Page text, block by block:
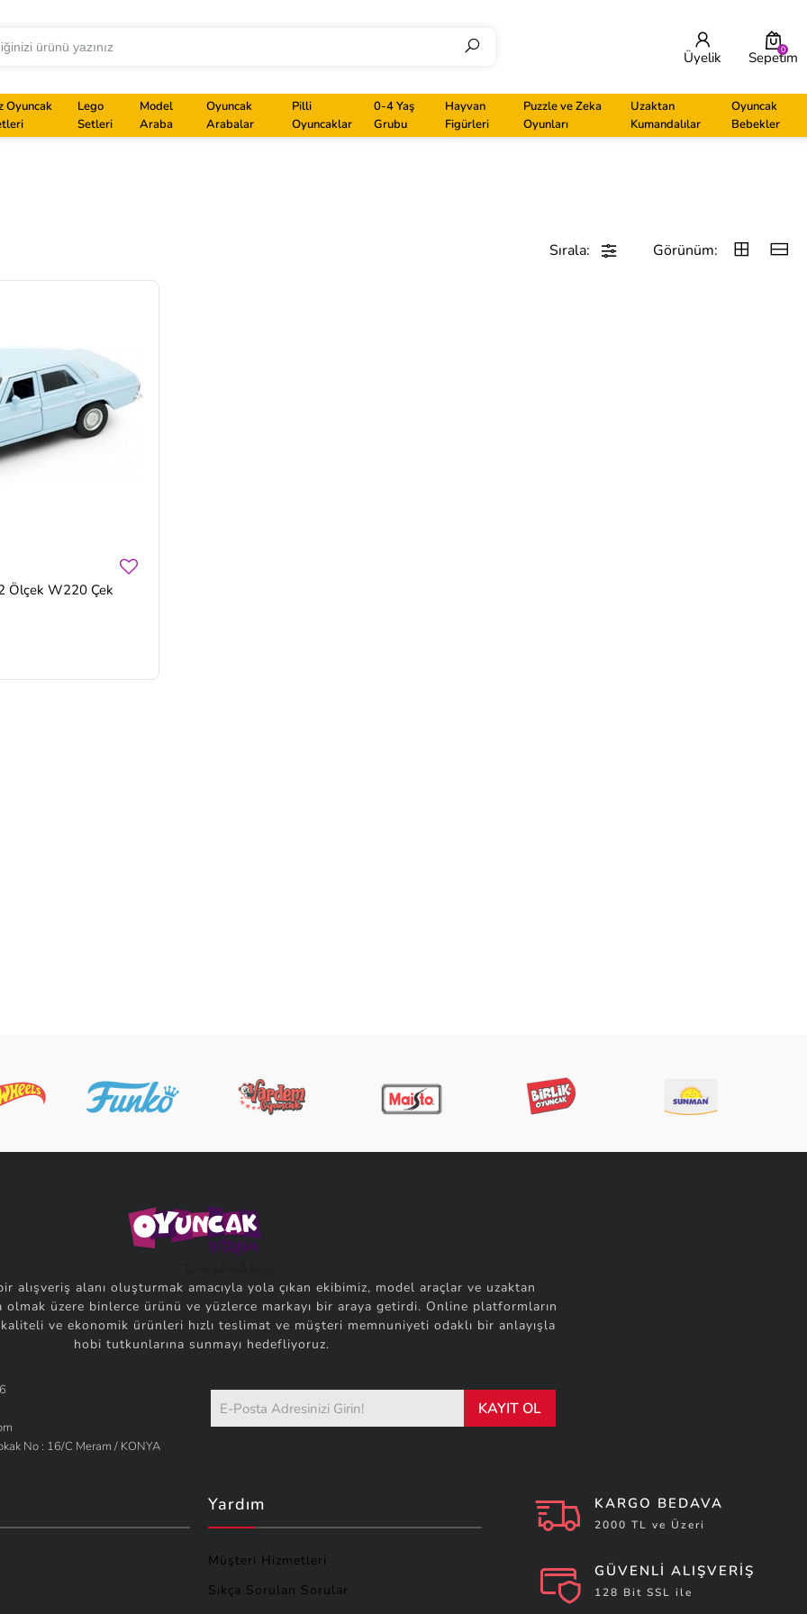
0
Sepetim
Üyelik
Oyuncak
Lego
Setleri
Model
Araba
Oyuncak
Arabalar
Pilli
Oyuncaklar
0-4 Yaş
Grubu
Hayvan
Figürleri
Puzzle ve Zeka
Oyunları
Uzaktan
Kumandalılar
Oyuncak
Bebekler
Sırala: Görünüm:
Ölçek W220 Çek
alışveriş alanı oluşturmak amacıyla yola çıkan ekibimiz, model araçlar ve uzaktan
olmak üzere binlerce ürünü ve yüzlerce markayı bir araya getirdi. Online platformların
ve ekonomik ürünleri hızlı teslimat ve müşteri memnuniyeti odaklı bir anlayışla
hobi tutkunlarına sunmayı hedefliyoruz.
No : 16/C Meram / KONYA
KAYIT OL
Yardım
Müşteri Hizmetleri
Sıkça Sorulan Sorular
KARGO BEDAVA
2000 TL ve Üzeri
GÜVENLİ ALIŞVERİŞ
128 Bit SSL ile